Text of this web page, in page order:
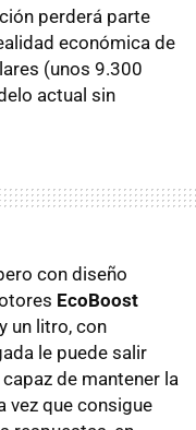
perderá parte
económica de
(unos 9.300
actual sin
con diseño
EcoBoost
un litro, con
le puede salir
de mantener la
vez que consigue